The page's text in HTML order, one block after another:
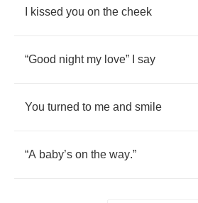
kissed you on the cheek
“Good night my love” say
You turned to me and smile
“A baby’s on the way.”